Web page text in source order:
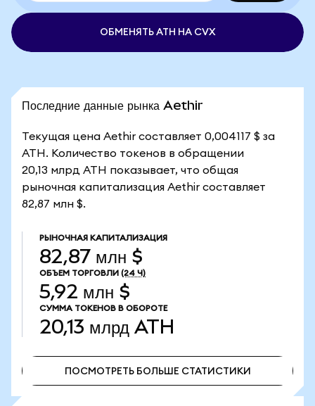
ОБМЕНЯТЬ ATH НА CVX
Последние данные рынка Aethir
Текущая цена Aethir составляет 0,004117 $ за
ATH. Количество токенов в обращении
20,13 млрд ATH показывает, что общая
рыночная капитализация Aethir составляет
82,87 млн $.
РЫНОЧНАЯ КАПИТАЛИЗАЦИЯ
82,87 млн $
ОБЪЕМ ТОРГОВЛИ (24 Ч)
5,92 млн $
СУММА ТОКЕНОВ В ОБОРОТЕ
20,13 млрд ATH
ПОСМОТРЕТЬ БОЛЬШЕ СТАТИСТИКИ